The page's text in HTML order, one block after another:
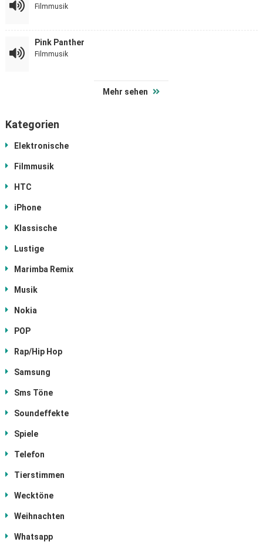
Filmmusik
Pink Panther
Filmmusik
Mehr sehen
Kategorien
Elektronische
Filmmusik
HTC
iPhone
Klassische
Lustige
Marimba Remix
Musik
Nokia
POP
Rap/Hip Hop
Samsung
Sms Töne
Soundeffekte
Spiele
Telefon
Tierstimmen
Wecktöne
Weihnachten
Whatsapp